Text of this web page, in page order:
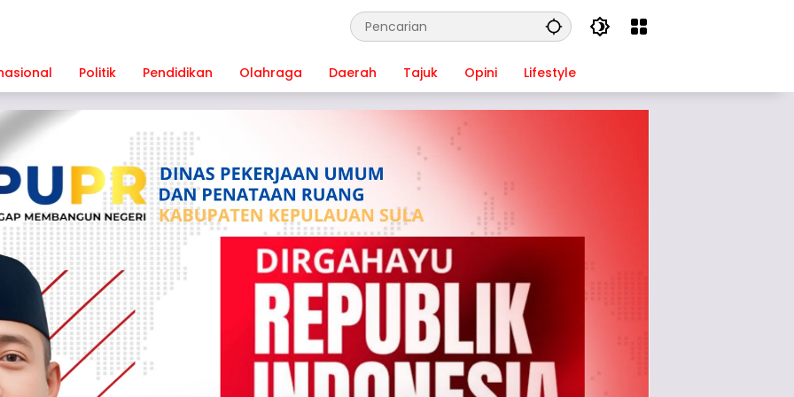
Politik Pendidikan Olahraga Daerah Tajuk Opini Lifestyle